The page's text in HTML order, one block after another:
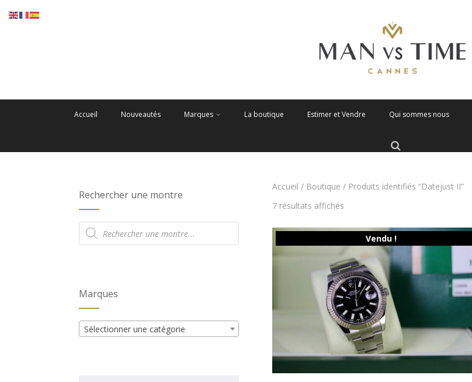
Accueil Nouveautés Marques La boutique Estimer et Vendre Qui sommes nous
Accueil / Boutique / Produits identifiés “Datejust II”
7 résultats affichés
plus
récent
plus
ancien
Vendu !
Rechercher une montre
Recherche
de
produits
Marques
Sélectionner une catégorie